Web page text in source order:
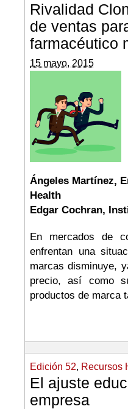
Rivalidad
de ventas
farmacéutico
15 mayo, 2015
Ángeles Martínez,
Health
Edgar Cochran,
En mercados de
enfrentan una
marcas disminuye,
precio, así como
productos de marca
Edición 52, Recursos
El ajuste
empresa